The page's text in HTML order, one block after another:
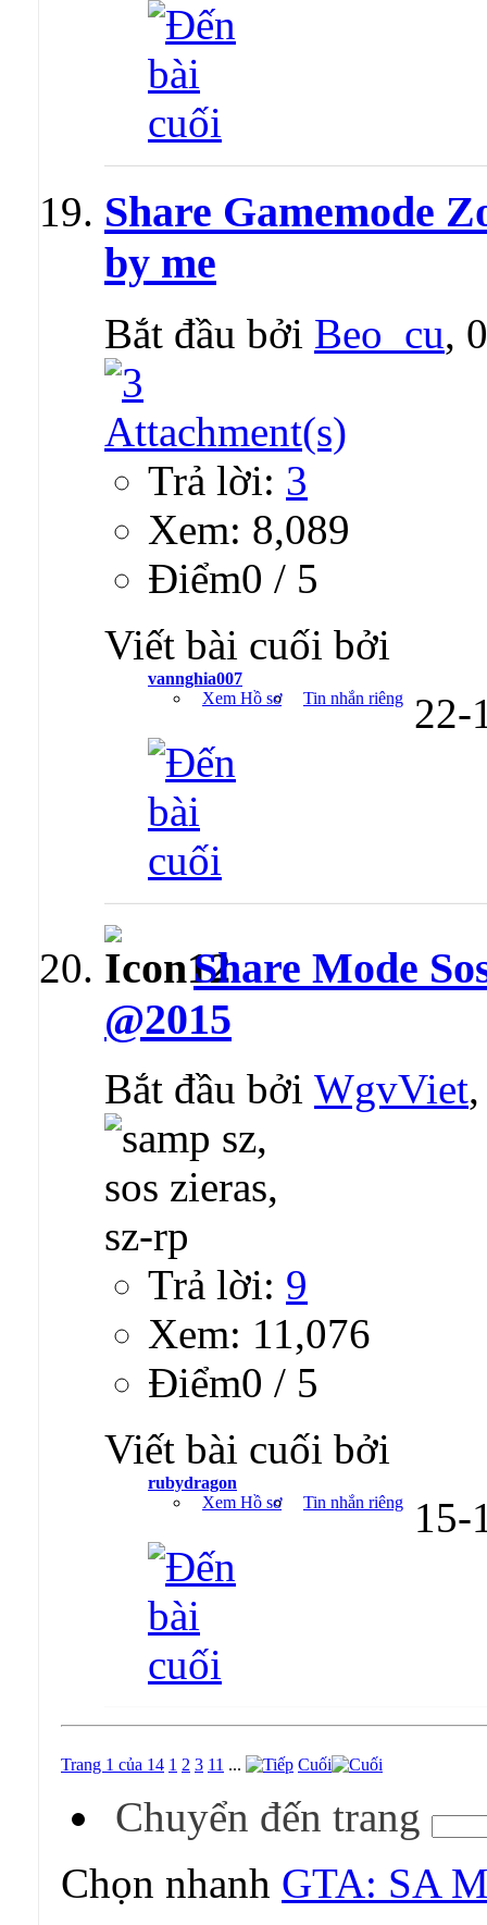
Share Gamemode
by me
Bắt đầu bởi Beo_cu,
Trả lời: 3
Xem: 8,089
Ðiểm0 / 5
Viết bài cuối bởi
vannghia007
Xem Hồ sơ
Tin nhắn riêng 22-
Share Mode
@2015
Bắt đầu bởi WgvViet
Trả lời: 9
Xem: 11,076
Ðiểm0 / 5
Viết bài cuối bởi
rubydragon
Xem Hồ sơ
Tin nhắn riêng
Trang 1 của 14 1 2 3 11 ... Cuối
Chuyển đến trang
Chọn nhanh GTA: SA